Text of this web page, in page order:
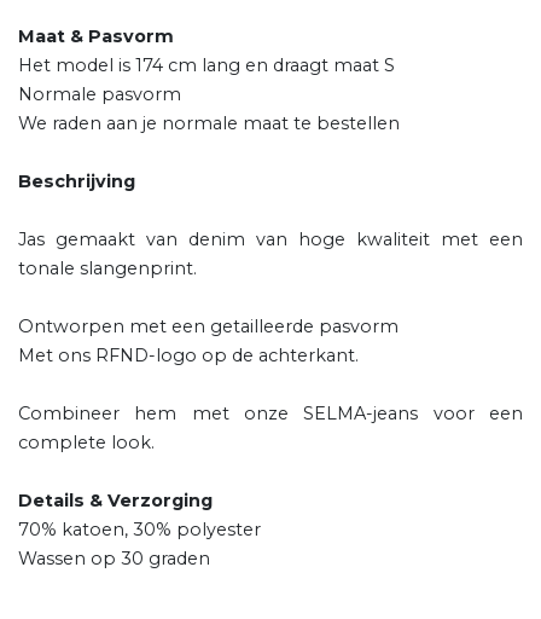
Maat & Pasvorm
Het model is 174 cm lang en draagt ​​maat S
Normale pasvorm
We raden aan je normale maat te bestellen
Beschrijving
Jas gemaakt van denim van hoge kwaliteit met een
tonale slangenprint.
Ontworpen met een getailleerde pasvorm
Met ons RFND-logo op de achterkant.
Combineer hem met onze SELMA-jeans voor een
complete look.
Details & Verzorging
70% katoen, 30% polyester
Wassen op 30 graden